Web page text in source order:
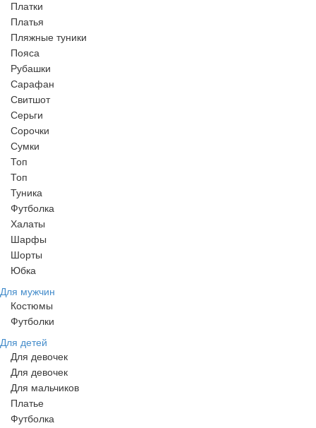
Платки
Платья
Пляжные туники
Пояса
Рубашки
Сарафан
Свитшот
Серьги
Сорочки
Сумки
Топ
Топ
Туника
Футболка
Халаты
Шарфы
Шорты
Юбка
Для мужчин
Костюмы
Футболки
Для детей
Для девочек
Для девочек
Для мальчиков
Платье
Футболка